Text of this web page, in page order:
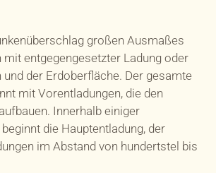
großen Ausmaßes
entgegengesetzter Ladung oder
der Erdoberfläche. Der gesamte
mit Vorentladungen, die den
Innerhalb einiger
die Hauptentladung, der
im Abstand von hundertstel bis